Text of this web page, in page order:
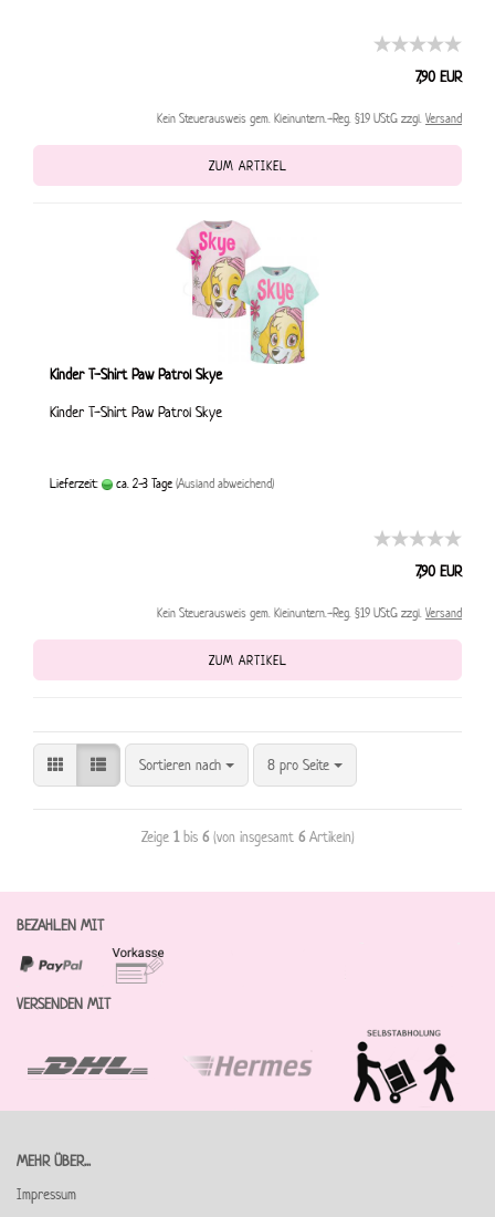
7,90 EUR
Kein Steuerausweis gem. Kleinuntern.-Reg. §19 UStG zzgl. Versand
ZUM ARTIKEL
Kinder T-Shirt Paw Patrol Skye
Kinder T-Shirt Paw Patrol Skye
Lieferzeit: ca. 2-3 Tage (Ausland abweichend)
7,90 EUR
Kein Steuerausweis gem. Kleinuntern.-Reg. §19 UStG zzgl. Versand
ZUM ARTIKEL
Sortieren nach 8 pro Seite
Zeige 1bis 6(von insgesamt 6Artikeln)
BEZAHLEN MIT
VERSENDEN MIT
MEHR ÜBER...
Impressum